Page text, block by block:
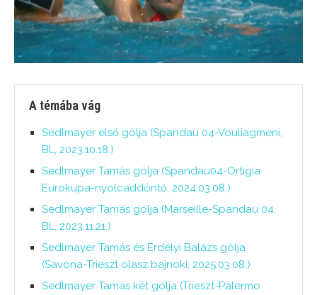
A témába vág
Sedlmayer első gólja (Spandau 04-Vouliagmeni,
BL, 2023.10.18.)
Sedlmayer Tamás gólja (Spandau04-Ortigia
Eurokupa-nyolcaddöntő, 2024.03.08.)
Sedlmayer Tamás gólja (Marseille-Spandau 04,
BL, 2023.11.21.)
Sedlmayer Tamás és Erdélyi Balázs gólja
(Savona-Trieszt olasz bajnoki, 2025.03.08.)
Sedlmayer Tamás két gólja (Trieszt-Palermo